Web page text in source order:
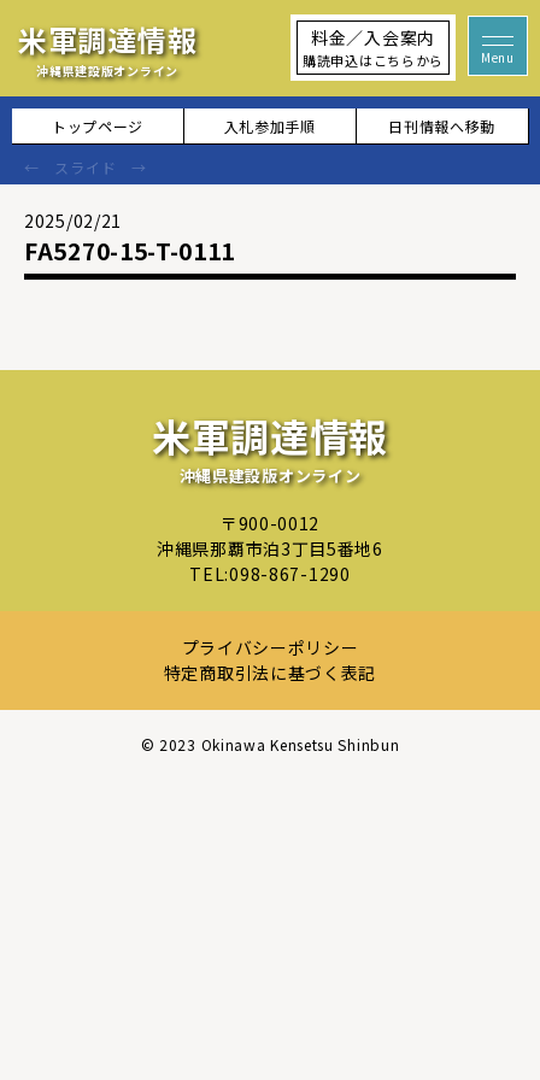
米軍調達情報
沖縄県建設版オンライン
料金／入会案内
購読申込はこちらから
トップページ 入札参加手順 日刊情報へ移動
2025/02/21
FA5270-15-T-0111
米軍調達情報
沖縄県建設版オンライン
〒900-0012
沖縄県那覇市泊3丁目5番地6
TEL:098-867-1290
プライバシーポリシー
特定商取引法に基づく表記
©︎ 2023 Okinawa Kensetsu Shinbun